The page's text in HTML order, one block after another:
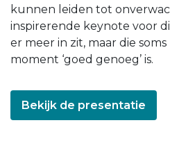
kunnen leiden tot
inspirerende keynote voor
er meer in zit, maar die
moment ‘goed genoeg’ is.
Bekijk de presentatie